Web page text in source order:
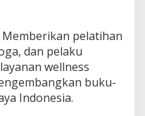
Memberikan pelatihan
dan pelaku
wellness
buku-
Indonesia.